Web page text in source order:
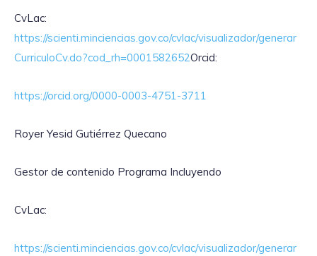
CvLac:
https://scienti.minciencias.gov.co/cvlac/visualizador/generar
CurriculoCv.do?cod_rh=0001582652Orcid:
https://orcid.org/0000-0003-4751-3711
Royer Yesid Gutiérrez Quecano
Gestor de contenido Programa Incluyendo
CvLac:
https://scienti.minciencias.gov.co/cvlac/visualizador/generar